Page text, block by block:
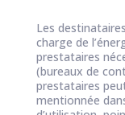
Les
charge de
prestataires
(bureaux de
prestataires
mentionnée